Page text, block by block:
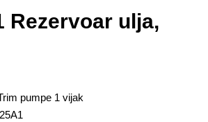
Rezervoar ulja,
pumpe 1 vijak